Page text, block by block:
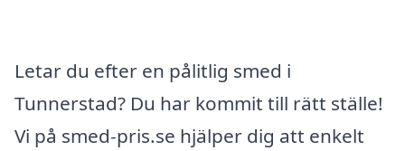
Letar du efter en pålitlig smed i
Tunnerstad? Du har kommit till rätt ställe!
Vi på smed-pris.se hjälper dig att enkelt